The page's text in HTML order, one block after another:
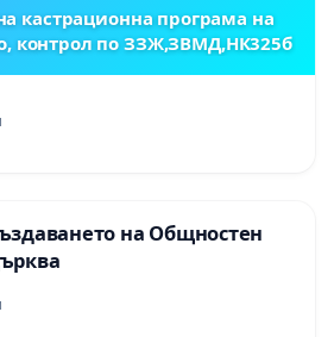
кастрационна програма на
контрол по ЗЗЖ,ЗВМД,НК325б
на Общностен